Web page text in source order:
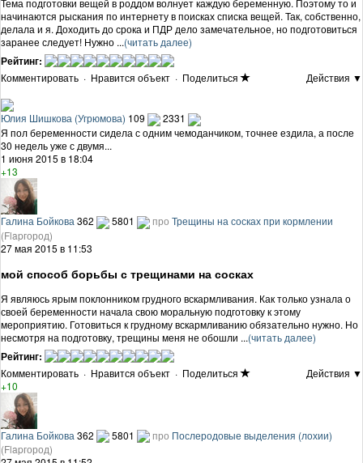
Тема подготовки вещей в роддом волнует каждую беременную. Поэтому то и
начинаются рыскания по интернету в поисках списка вещей. Так, собственно,
делала и я. Доходить до срока и ПДР дело замечательное, но подготовиться
заранее следует! Нужно ...(читать далее)
Рейтинг:
Комментировать · Нравится объект · Поделиться Действия ▼
Юлия Шишкова (Угрюмова) 109
2331
Я пол беременности сидела с одним чемоданчиком, точнее ездила, а после
30 недель уже с двумя...
1 июня 2015 в 18:04
+13
Галина Бойкова 362 5801 про Трещины на сосках при кормлении
(Flapгород)
27 мая 2015 в 11:53
мой способ борьбы с трещинами на сосках
Я являюсь ярым поклонником грудного вскармливания. Как только узнала о
своей беременности начала свою моральную подготовку к этому
мероприятию. Готовиться к грудному вскармливанию обязательно нужно. Но
несмотря на подготовку, трещины меня не обошли ...(читать далее)
Рейтинг:
Комментировать · Нравится объект · Поделиться
Действия ▼
+10
Галина Бойкова 362 5801 про Послеродовые выделения (лохии)
(Flapгород)